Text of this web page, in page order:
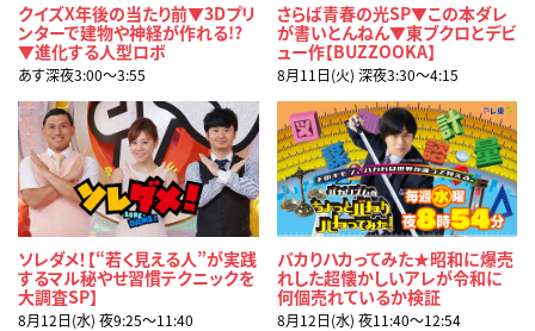
クイズX年後の当たり前▼3Dプリ
ンターで建物や神経が作れる!?
▼進化する人型ロボ
あす深夜3:00〜3:55
さらば青春の光SP▼この本ダレ
が書いとんねん▼東ブクロとデビ
ュー作【BUZZOOKA】
8月11日(火) 深夜3:30〜4:15
ソレダメ！【“若く見える人”が実践
するマル秘やせ習慣テクニックを
大調査SP】
8月12日(水) 夜9:25〜11:40
バカりハカってみた★昭和に爆売
れした超懐かしいアレが令和に
何個売れているか検証
8月12日(水) 夜11:40〜12:54